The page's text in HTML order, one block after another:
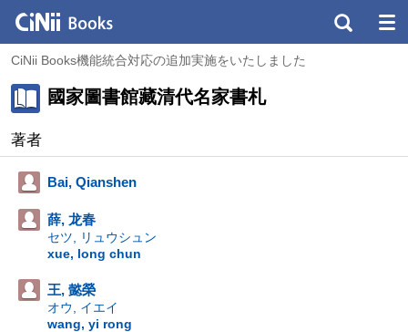
CiNii Books機能統合対応の追加実施をいたしました
國家圖書館藏清代名家書札
著者
Bai, Qianshen
薛, 龙春
セツ, リュウシュン
xue, long chun
王, 懿榮
オウ, イエイ
wang, yi rong